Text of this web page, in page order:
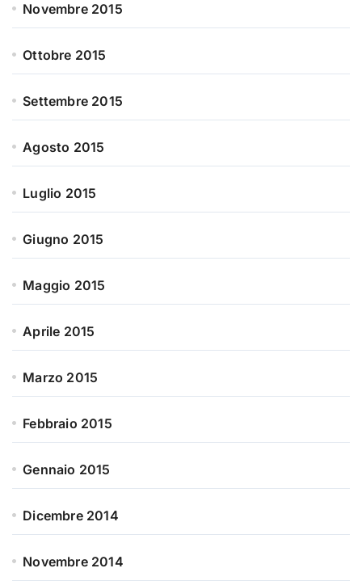
Novembre 2015
Ottobre 2015
Settembre 2015
Agosto 2015
Luglio 2015
Giugno 2015
Maggio 2015
Aprile 2015
Marzo 2015
Febbraio 2015
Gennaio 2015
Dicembre 2014
Novembre 2014